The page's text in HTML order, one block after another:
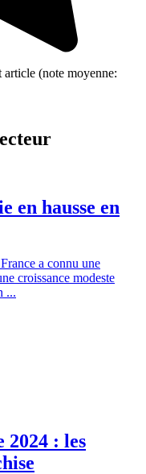
article (note moyenne:
en hausse en
a connu une
croissance modeste
...
2024 : les